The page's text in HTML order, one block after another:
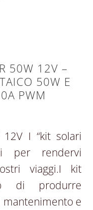
50W 12V –
50W E
PWM
I “kit solari
per rendervi
viaggi.I kit
di produrre
mantenimento e